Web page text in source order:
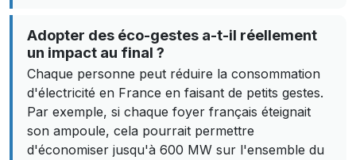
Adopter des éco-gestes a-t-il réellement
un impact au final ?
Chaque personne peut réduire la consommation
d'électricité en France en faisant de petits gestes.
Par exemple, si chaque foyer français éteignait
son ampoule, cela pourrait permettre
d'économiser jusqu'à 600 MW sur l'ensemble du